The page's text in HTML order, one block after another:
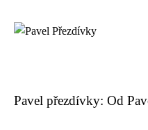
Pavel přezdívky: Od